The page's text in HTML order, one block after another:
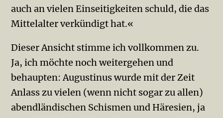
auch an vielen Einseitigkeiten schuld, die das
Mittelalter verkündigt hat.«
Dieser Ansicht stimme ich vollkommen zu.
Ja, ich möchte noch weitergehen und
behaupten: Augustinus wurde mit der Zeit
Anlass zu vielen (wenn nicht sogar zu allen)
abendländischen Schismen und Häresien, ja